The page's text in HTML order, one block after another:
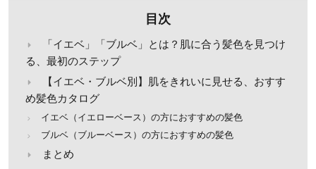
目次
「イエベ」「ブルベ」とは？肌に合う髪色を見つけ
る、最初のステップ
【イエベ・ブルベ別】肌をきれいに見せる、おすす
め髪色カタログ
イエベ（イエローベース）の方におすすめの髪色
ブルベ（ブルーベース）の方におすすめの髪色
まとめ